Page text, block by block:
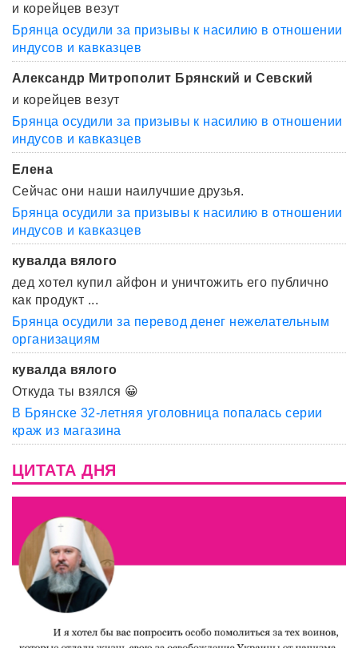
и корейцев везут
Брянца осудили за призывы к насилию в отношении
индусов и кавказцев
Александр Митрополит Брянский и Севский
и корейцев везут
Брянца осудили за призывы к насилию в отношении
индусов и кавказцев
Елена
Сейчас они наши наилучшие друзья.
Брянца осудили за призывы к насилию в отношении
индусов и кавказцев
кувалда вялого
дед хотел купил айфон и уничтожить его публично
как продукт ...
Брянца осудили за перевод денег нежелательным
организациям
кувалда вялого
Откуда ты взялся 😀
В Брянске 32-летняя уголовница попалась серии
краж из магазина
ЦИТАТА ДНЯ